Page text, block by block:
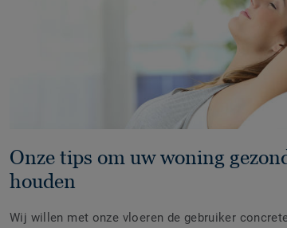
Onze tips om uw woning
houden
Wij willen met onze vloeren de gebruiker